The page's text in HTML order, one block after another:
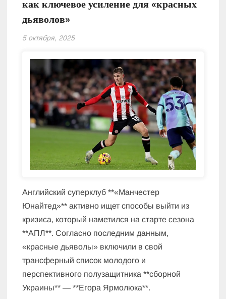
как ключевое усиление для «красных
дьяволов»
5 октября, 2025
Английский суперклуб **«Манчестер
Юнайтед»** активно ищет способы выйти из
кризиса, который наметился на старте сезона
**АПЛ**. Согласно последним данным,
«красные дьяволы» включили в свой
трансферный список молодого и
перспективного полузащитника **сборной
Украины** — **Егора Ярмолюка**.